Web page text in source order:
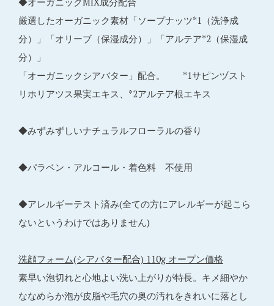
厳選したオーガニック素材「ソープナッツ*1（洗浄成
分）」「オリーブ（保湿成分）」「アルテア*2（保湿成
分）」
「オーガニックシアバター」配合。 *1サピンヅスト
リホリアツス果実エキス、*2アルテア根エキス
◆みずみずしいナチュラルフローラルの香り
◆パラベン・アルコール・着色料 不使用
◆アレルギーテスト済み(全ての方にアレルギーが起こら
ないというわけではありません)
洗顔フォーム(シアバター配合) 110g オープン価格
素早い泡切れと心地よい洗い上がりが特長。キメ細やか
ななめらか泡が皮脂や毛穴の奥の汚れをきれいに落とし